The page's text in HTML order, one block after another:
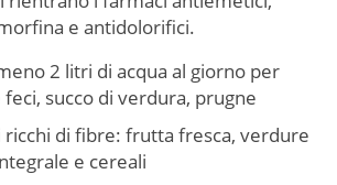
e antidolorifici.
2 litri di acqua al giorno per
succo di verdura, prugne
ricchi di fibre: frutta fresca, verdure
e cereali